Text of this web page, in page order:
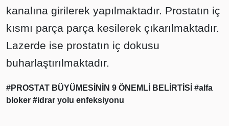
kanalına girilerek yapılmaktadır. Prostatın iç
kısmı parça parça kesilerek çıkarılmaktadır.
Lazerde ise prostatın iç dokusu
buharlaştırılmaktadır.
#PROSTAT BÜYÜMESİNİN 9 ÖNEMLİ BELİRTİSİ #alfa
bloker #idrar yolu enfeksiyonu